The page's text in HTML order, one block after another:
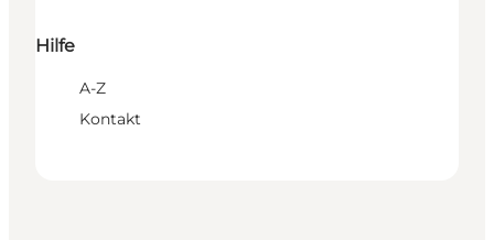
Hilfe
A-Z
Kontakt